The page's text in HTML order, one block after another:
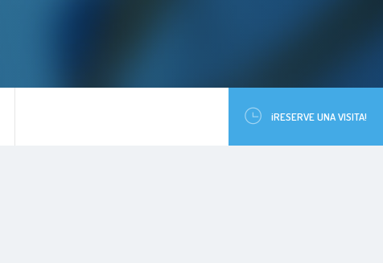
¡RESERVE UNA VISITA!